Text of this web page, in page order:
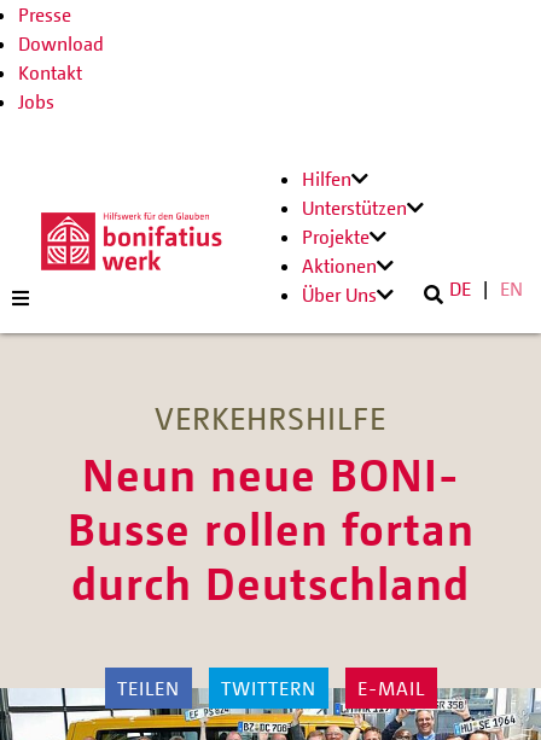
Presse
Download
Kontakt
Jobs
Hilfen
Unterstützen
Projekte
Aktionen
Über Uns
DE EN
VERKEHRSHILFE
Neun neue BONI-
Busse rollen fortan
durch Deutschland
TEILEN TWITTERN E-MAIL